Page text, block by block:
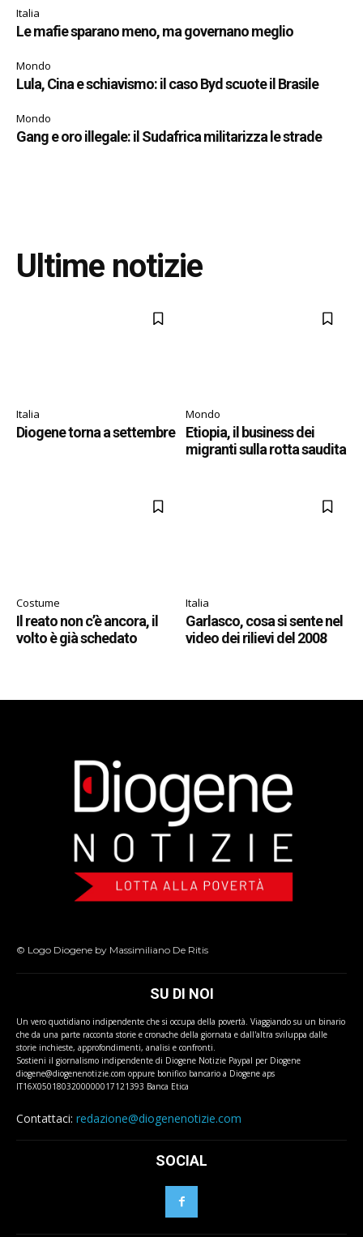
Italia
Le mafie sparano meno, ma governano meglio
Mondo
Lula, Cina e schiavismo: il caso Byd scuote il Brasile
Mondo
Gang e oro illegale: il Sudafrica militarizza le strade
Ultime notizie
Italia
Diogene torna a settembre
Mondo
Etiopia, il business dei
migranti sulla rotta saudita
Costume
Il reato non c’è ancora, il
volto è già schedato
Italia
Garlasco, cosa si sente nel
video dei rilievi del 2008
© Logo Diogene by Massimiliano De Ritis
SU DI NOI
Un vero quotidiano indipendente che si occupa della povertà. Viaggiando su un binario
che da una parte racconta storie e cronache della giornata e dall'altra sviluppa dalle
storie inchieste, approfondimenti, analisi e confronti.
Sostieni il giornalismo indipendente di Diogene Notizie Paypal per Diogene
diogene@diogenenotizie.com oppure bonifico bancario a Diogene aps
IT16X0501803200000017121393 Banca Etica
Contattaci: redazione@diogenenotizie.com
SOCIAL